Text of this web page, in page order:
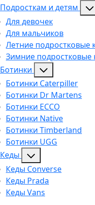
Подросткам и детям
Для девочек
Для мальчиков
Летние подростковые
Зимние подростковые
Ботинки
Ботинки Caterpiller
Ботинки Dr Martens
Ботинки ECCO
Ботинки Native
Ботинки Timberland
Ботинки UGG
Кеды
Кеды Converse
Кеды Prada
Кеды Vans